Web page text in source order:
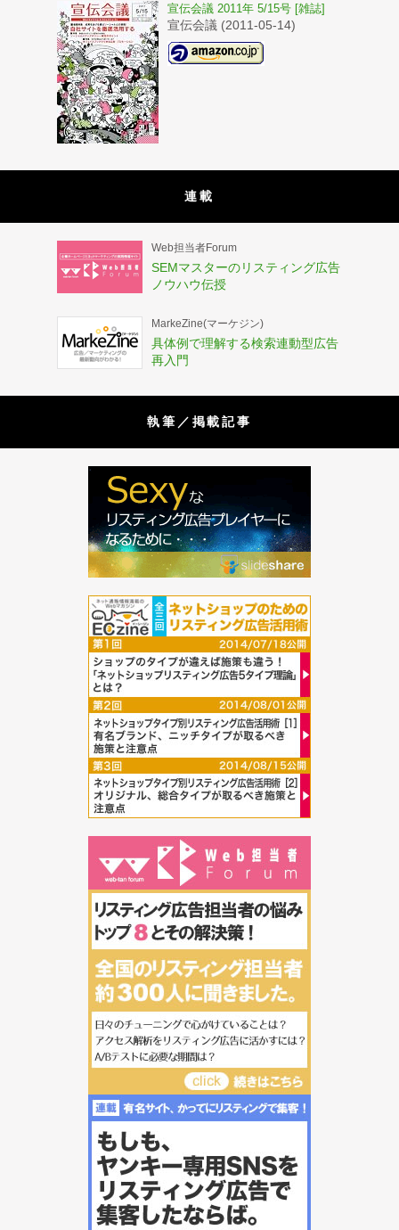
宣伝会議 2011年 5/15号 [雑誌]
宣伝会議 (2011-05-14)
連載
Web担当者Forum
SEMマスターのリスティング広告
ノウハウ伝授
MarkeZine(マーケジン)
具体例で理解する検索連動型広告
再入門
執筆／掲載記事